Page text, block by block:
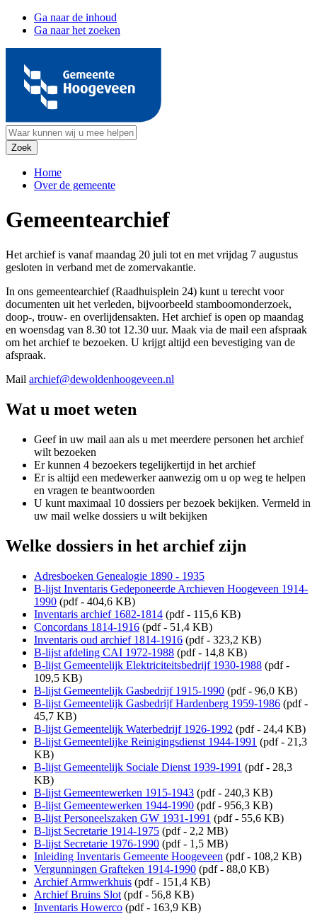
Ga naar de inhoud
Ga naar het zoeken
Home
Over de gemeente
Gemeentearchief
Het archief is vanaf maandag 20 juli tot en met vrijdag 7 augustus
gesloten in verband met de zomervakantie.
In ons gemeentearchief (Raadhuisplein 24) kunt u terecht voor
documenten uit het verleden, bijvoorbeeld stamboomonderzoek,
doop-, trouw- en overlijdensakten. Het archief is open op maandag
en woensdag van 8.30 tot 12.30 uur. Maak via de mail een afspraak
om het archief te bezoeken. U krijgt altijd een bevestiging van de
afspraak.
Mail archief@dewoldenhoogeveen.nl
Wat u moet weten
Geef in uw mail aan als u met meerdere personen het archief
wilt bezoeken
Er kunnen 4 bezoekers tegelijkertijd in het archief
Er is altijd een medewerker aanwezig om u op weg te helpen
en vragen te beantwoorden
U kunt maximaal 10 dossiers per bezoek bekijken. Vermeld in
uw mail welke dossiers u wilt bekijken
Welke dossiers in het archief zijn
Adresboeken Genealogie 1890 - 1935
B-lijst Inventaris Gedeponeerde Archieven Hoogeveen 1914-
1990 (pdf - 404,6 KB)
Inventaris archief 1682-1814 (pdf - 115,6 KB)
Concordans 1814-1916 (pdf - 51,4 KB)
Inventaris oud archief 1814-1916 (pdf - 323,2 KB)
B-lijst afdeling CAI 1972-1988 (pdf - 14,8 KB)
B-lijst Gemeentelijk Elektriciteitsbedrijf 1930-1988 (pdf -
109,5 KB)
B-lijst Gemeentelijk Gasbedrijf 1915-1990 (pdf - 96,0 KB)
B-lijst Gemeentelijk Gasbedrijf Hardenberg 1959-1986 (pdf -
45,7 KB)
B-lijst Gemeentelijk Waterbedrijf 1926-1992 (pdf - 24,4 KB)
B-lijst Gemeentelijke Reinigingsdienst 1944-1991 (pdf - 21,3
KB)
B-lijst Gemeentelijk Sociale Dienst 1939-1991 (pdf - 28,3
KB)
B-lijst Gemeentewerken 1915-1943 (pdf - 240,3 KB)
B-lijst Gemeentewerken 1944-1990 (pdf - 956,3 KB)
B-lijst Personeelszaken GW 1931-1991 (pdf - 55,6 KB)
B-lijst Secretarie 1914-1975 (pdf - 2,2 MB)
B-lijst Secretarie 1976-1990 (pdf - 1,5 MB)
Inleiding Inventaris Gemeente Hoogeveen (pdf - 108,2 KB)
Vergunningen Grafteken 1914-1990 (pdf - 88,0 KB)
Archief Armwerkhuis (pdf - 151,4 KB)
Archief Bruins Slot (pdf - 56,8 KB)
Inventaris Howerco (pdf - 163,9 KB)